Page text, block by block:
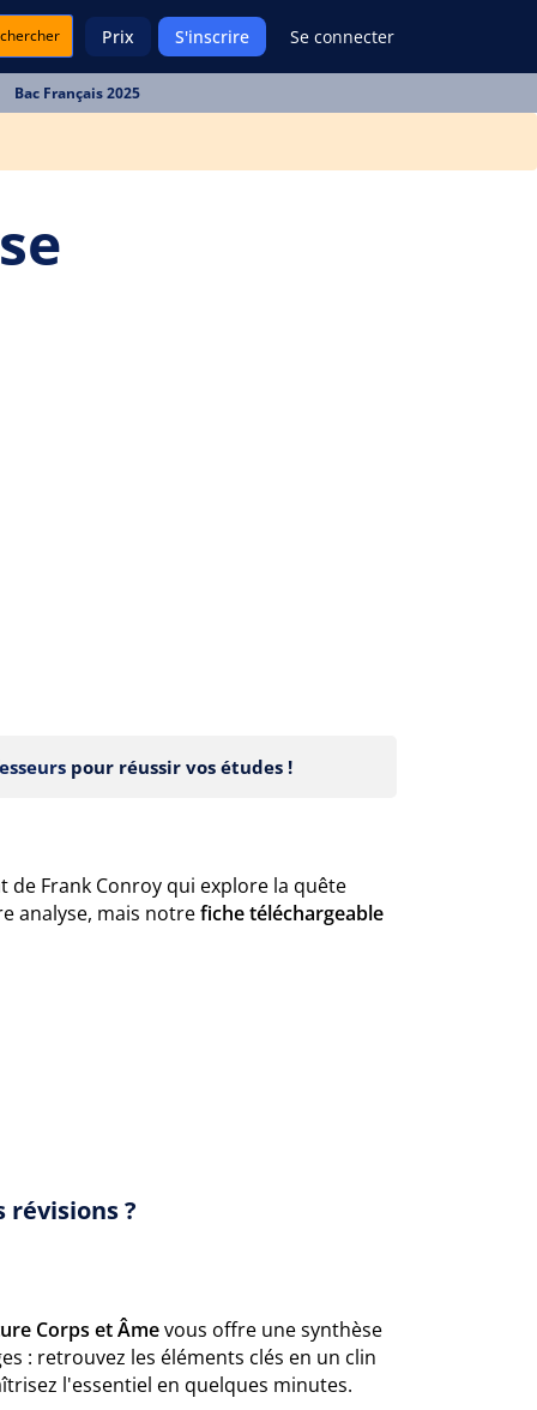
Prix S'inscrire Se connecter
Bac Français 2025
pour réussir vos études !
de Frank Conroy qui explore la quête
analyse, mais notrefiche téléchargeable
révisions ?
Corps et Âmevous offre une synthèse
: retrouvez les éléments clés en un clin
l'essentiel en quelques minutes.